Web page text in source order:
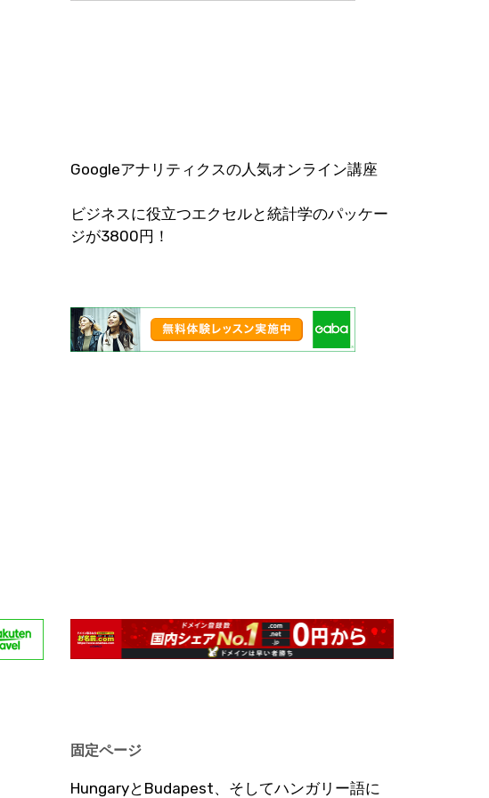
Googleアナリティクスの人気オンライン講座
ビジネスに役立つエクセルと統計学のパッケー
ジが3800円！
固定ページ
HungaryとBudapest、そしてハンガリー語に